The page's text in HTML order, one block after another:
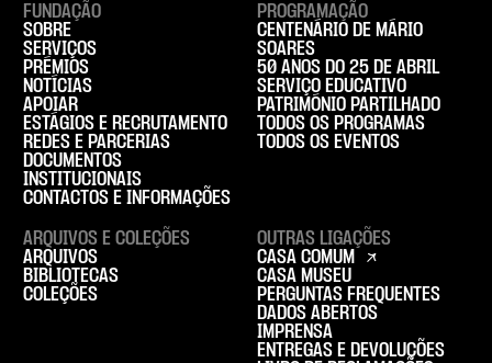
FUNDAÇÃO
SOBRE
SERVIÇOS
PRÉMIOS
NOTÍCIAS
APOIAR
ESTÁGIOS E RECRUTAMENTO
REDES E PARCERIAS
DOCUMENTOS
INSTITUCIONAIS
CONTACTOS E INFORMAÇÕES
PROGRAMAÇÃO
CENTENÁRIO DE MÁRIO
SOARES
50 ANOS DO 25 DE ABRIL
SERVIÇO EDUCATIVO
PATRIMÓNIO PARTILHADO
TODOS OS PROGRAMAS
TODOS OS EVENTOS
ARQUIVOS E COLEÇÕES
ARQUIVOS
BIBLIOTECAS
COLEÇÕES
OUTRAS LIGAÇÕES
CASA COMUM
CASA MUSEU
PERGUNTAS FREQUENTES
DADOS ABERTOS
IMPRENSA
ENTREGAS E DEVOLUÇÕES